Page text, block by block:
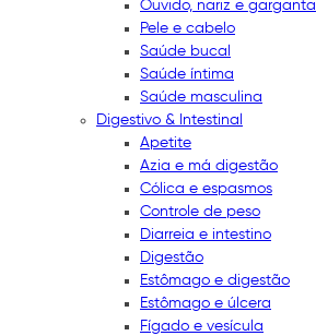
Ouvido, nariz e garganta
Pele e cabelo
Saúde bucal
Saúde íntima
Saúde masculina
Digestivo & Intestinal
Apetite
Azia e má digestão
Cólica e espasmos
Controle de peso
Diarreia e intestino
Digestão
Estômago e digestão
Estômago e úlcera
Fígado e vesícula